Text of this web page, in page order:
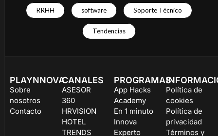
RRHH software Soporte Técnico
Tendencias
PLAYNNOVA
Sobre
nosotros
Contacto
CANALES
ASESOR
360
HRVISION
HOTEL
TRENDS
PROGRAMAS
App Hacks
Academy
En 1 minuto
Innova
Experto
Política de
cookies
Política de
privacidad
Términos y